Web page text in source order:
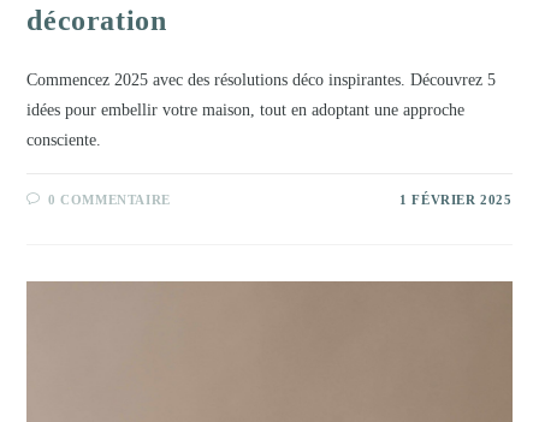
décoration
Commencez 2025 avec des résolutions déco inspirantes. Découvrez 5
idées pour embellir votre maison, tout en adoptant une approche
consciente.
0 COMMENTAIRE 1 FÉVRIER 2025